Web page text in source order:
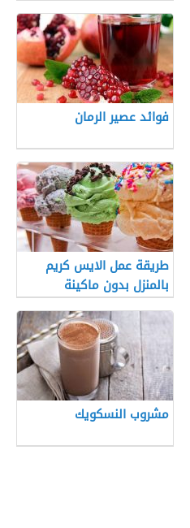
فوائد عصير الرمان
طريقة عمل الايس كريم
بالمنزل بدون ماكينة
مشروب النسكويك